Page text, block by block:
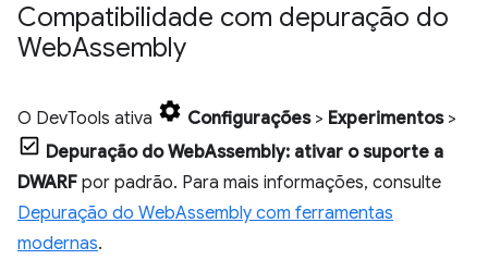
Compatibilidade com depuração do
WebAssembly
O DevTools ativa Configurações> Experimentos>
Depuração do WebAssembly: ativar o suporte a
DWARF por padrão. Para mais informações, consulte
Depuração do WebAssembly com ferramentas
modernas.